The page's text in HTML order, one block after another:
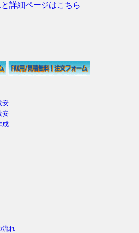
詳細ページはこちら
安
安
成
流れ